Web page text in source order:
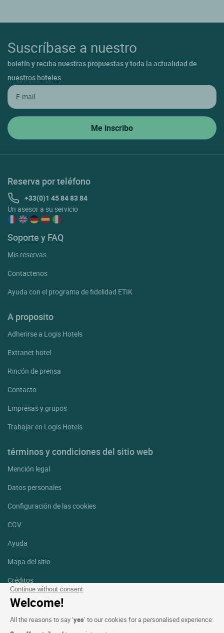
Continue without consent
Welcome!
All the reasons to say ‘yes’ to our cookies for a personalised experience:
Suscríbase a nuestro
boletín y reciba nuestras propuestas y toda la actualidad de
nuestros hoteles.
Reserva por teléfono
+33(0)1 45 84 83 84
Un asesor a su servicio
Soporte y FAQ
Mis reservas
Contactenos
Ayuda con el programa de fidelidad ETIK
A proposito
Adherirse a Logis Hotels
Extranet hotel
Rincón de prensa
Contacto
Empresas y grupos
Trabajar en Logis Hotels
términos y condiciones del sitio web
Mención legal
Datos personales
Configuración de las cookies
CGV
Ayuda
Mapa del sitio
Créditos
fotografías
Facebook
Instagram